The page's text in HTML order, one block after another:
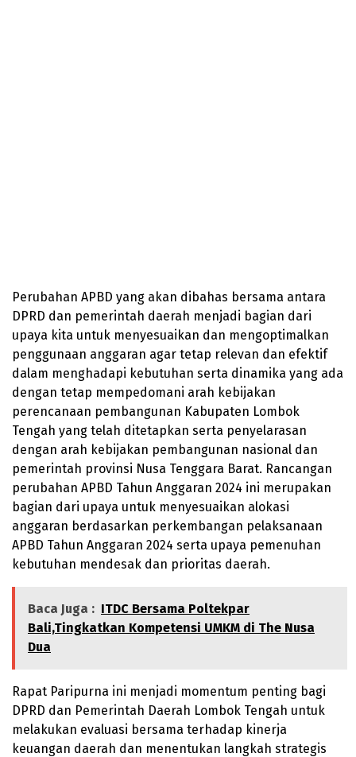
Perubahan APBD yang akan dibahas bersama antara
DPRD dan pemerintah daerah menjadi bagian dari
upaya kita untuk menyesuaikan dan mengoptimalkan
penggunaan anggaran agar tetap relevan dan efektif
dalam menghadapi kebutuhan serta dinamika yang ada
dengan tetap mempedomani arah kebijakan
perencanaan pembangunan Kabupaten Lombok
Tengah yang telah ditetapkan serta penyelarasan
dengan arah kebijakan pembangunan nasional dan
pemerintah provinsi Nusa Tenggara Barat. Rancangan
perubahan APBD Tahun Anggaran 2024 ini merupakan
bagian dari upaya untuk menyesuaikan alokasi
anggaran berdasarkan perkembangan pelaksanaan
APBD Tahun Anggaran 2024 serta upaya pemenuhan
kebutuhan mendesak dan prioritas daerah.
Baca Juga : ITDC Bersama Poltekpar
Bali,Tingkatkan Kompetensi UMKM di The Nusa
Dua
Rapat Paripurna ini menjadi momentum penting bagi
DPRD dan Pemerintah Daerah Lombok Tengah untuk
melakukan evaluasi bersama terhadap kinerja
keuangan daerah dan menentukan langkah strategis